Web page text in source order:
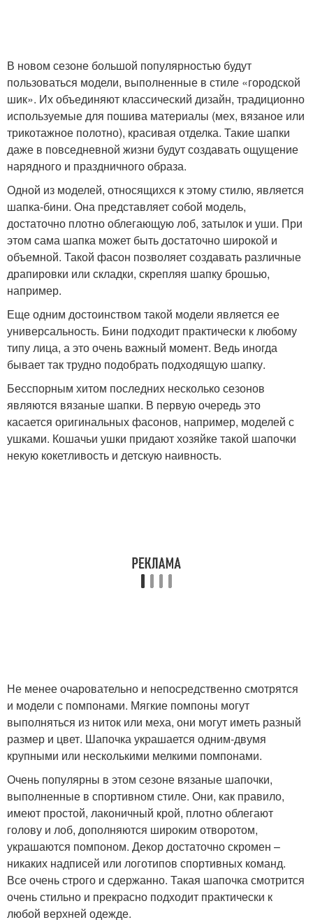
В новом сезоне большой популярностью будут
пользоваться модели, выполненные в стиле «городской
шик». Их объединяют классический дизайн, традиционно
используемые для пошива материалы (мех, вязаное или
трикотажное полотно), красивая отделка. Такие шапки
даже в повседневной жизни будут создавать ощущение
нарядного и праздничного образа.
Одной из моделей, относящихся к этому стилю, является
шапка-бини. Она представляет собой модель,
достаточно плотно облегающую лоб, затылок и уши. При
этом сама шапка может быть достаточно широкой и
объемной. Такой фасон позволяет создавать различные
драпировки или складки, скрепляя шапку брошью,
например.
Еще одним достоинством такой модели является ее
универсальность. Бини подходит практически к любому
типу лица, а это очень важный момент. Ведь иногда
бывает так трудно подобрать подходящую шапку.
Бесспорным хитом последних несколько сезонов
являются вязаные шапки. В первую очередь это
касается оригинальных фасонов, например, моделей с
ушками. Кошачьи ушки придают хозяйке такой шапочки
некую кокетливость и детскую наивность.
Не менее очаровательно и непосредственно смотрятся
и модели с помпонами. Мягкие помпоны могут
выполняться из ниток или меха, они могут иметь разный
размер и цвет. Шапочка украшается одним-двумя
крупными или несколькими мелкими помпонами.
Очень популярны в этом сезоне вязаные шапочки,
выполненные в спортивном стиле. Они, как правило,
имеют простой, лаконичный крой, плотно облегают
голову и лоб, дополняются широким отворотом,
украшаются помпоном. Декор достаточно скромен –
никаких надписей или логотипов спортивных команд.
Все очень строго и сдержанно. Такая шапочка смотрится
очень стильно и прекрасно подходит практически к
любой верхней одежде.